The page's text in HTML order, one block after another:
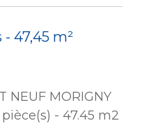
47,45 m²
NEUF MORIGNY
- 47.45 m2